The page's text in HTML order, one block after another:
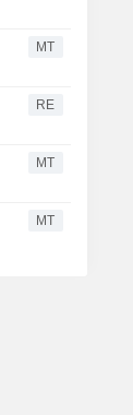
MT
RE
MT
MT